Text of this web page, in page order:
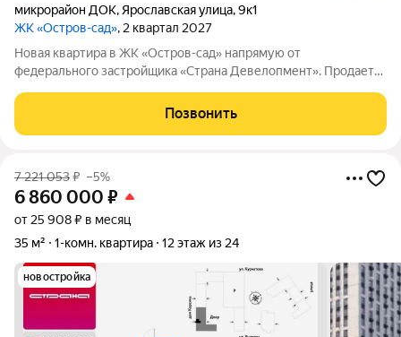
микрорайон ДОК, Ярославская улица,9к1
ЖК «Остров-сад», 2 квартал 2027
Новая квартира в ЖК «Остров-сад» напрямую от
федерального застройщика «Страна Девелопмент». Продается
Девелопмент. Площадь квартиры 31,46 кв. м. Жилой комплекс
Позвонить
7 221 053₽ –5%
6 860 000 ₽
от 25 908 ₽ в месяц
35 м²
1-комн. квартира 12 этаж из 24
новостройка